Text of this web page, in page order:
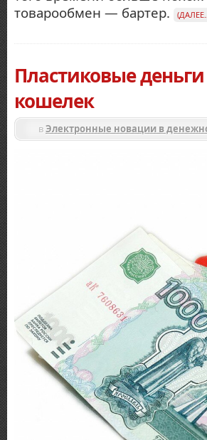
товарообмен — бартер.
Пластиковые
кошелек
вЭлектронные новации в